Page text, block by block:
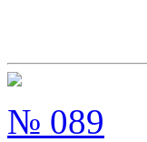
№ 089